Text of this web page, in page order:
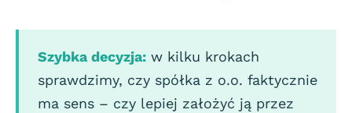
Szybka decyzja: w kilku krokach
sprawdzimy, czy spółka z o.o. faktycznie
ma sens – czy lepiej założyć ją przez